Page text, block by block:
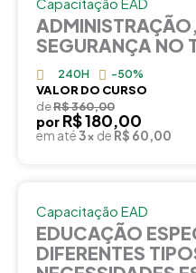
SEGURANÇA NO
240H -50%
VALOR DO CURSO
deR$ 360,00
por R$ 180,00
em até3x de R$ 60,00
Capacitação EAD
EDUCAÇÃO
DIFERENTES